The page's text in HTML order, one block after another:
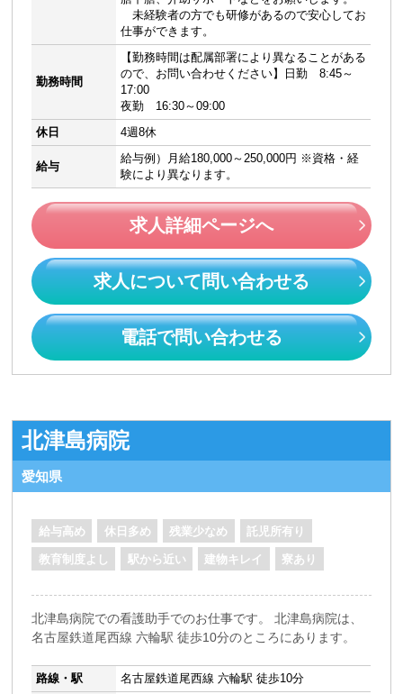
未経験者の方でも研修があるので安心してお
仕事ができます。
勤務時間
【勤務時間は配属部署により異なることがある
ので、お問い合わせください】日勤 8:45～
17:00
夜勤 16:30～09:00
休日
4週8休
給与
給与例）月給180,000～250,000円 ※資格・経
験により異なります。
求人詳細ページへ
求人について問い合わせる
電話で問い合わせる
北津島病院
愛知県
給与高め 休日多め 残業少なめ 託児所有り
教育制度よし 駅から近い 建物キレイ 寮あり
北津島病院での看護助手でのお仕事です。 北津島病院は、
名古屋鉄道尾西線 六輪駅 徒歩10分のところにあります。
路線・駅
名古屋鉄道尾西線 六輪駅 徒歩10分